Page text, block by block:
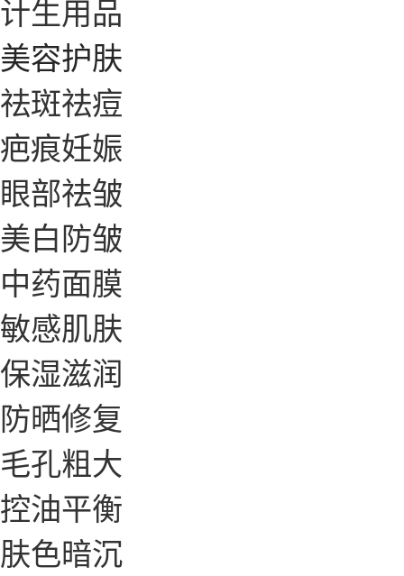
计生用品
美容护肤
祛斑祛痘
疤痕妊娠
眼部祛皱
美白防皱
中药面膜
敏感肌肤
保湿滋润
防晒修复
毛孔粗大
控油平衡
肤色暗沉